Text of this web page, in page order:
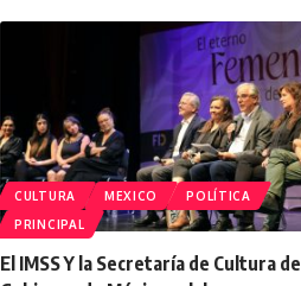
CULTURA MEXICO
POLÍTICA
PRINCIPAL
El IMSS Y la Secretaría de Cultura del